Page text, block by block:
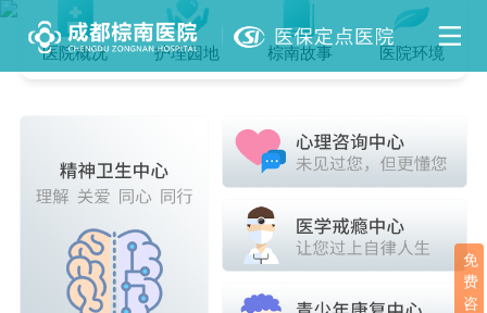
医院概况 护理园地 棕南故事 医院环境
免
费
咨